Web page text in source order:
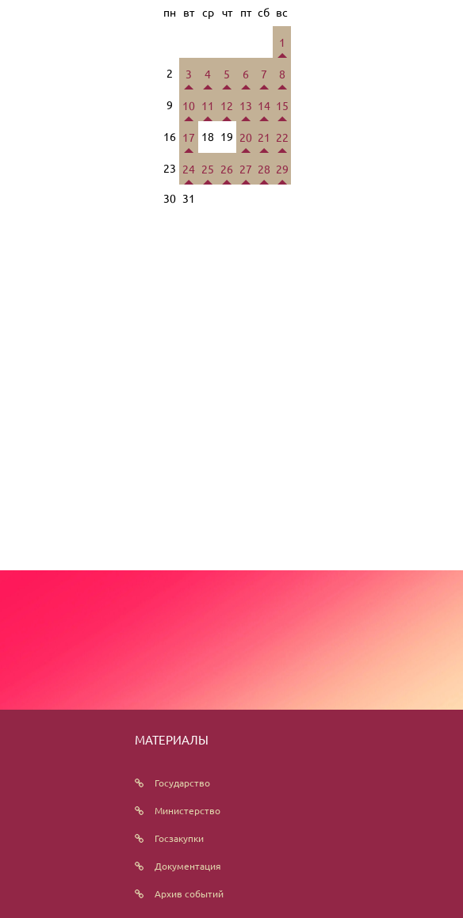
пн вт ср чт пт сб вс
1
2 3 4 5 6 7 8
9 10 11 12 13 14 15
16 17 18 19 20 21 22
23 24 25 26 27 28 29
30 31
МАТЕРИАЛЫ
Государство
Министерство
Госзакупки
Документация
Архив событий